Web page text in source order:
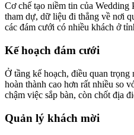
Cơ chế tạo niềm tin của
tham dự, dữ liệu đi thẳng về nơi
các đám cưới có nhiều khách ở
Kế hoạch đám cưới
Ở tầng kế hoạch, điều quan
hoàn thành cao hơn rất nhiều so
chậm việc sắp bàn, còn chốt địa
Quản lý khách mời